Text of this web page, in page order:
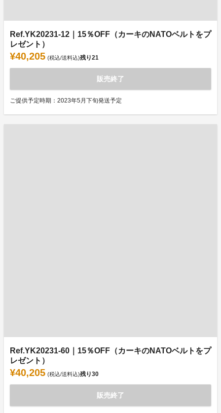
Ref.YK20231-12｜15％OFF（カーキのNATOベルトをプ
レゼント）
¥40,205 (税込/送料込)残り21
販売終了
ご提供予定時期：2023年5月下旬発送予定
Ref.YK20231-60｜15％OFF（カーキのNATOベルトをプ
レゼント）
¥40,205 (税込/送料込)残り30
販売終了